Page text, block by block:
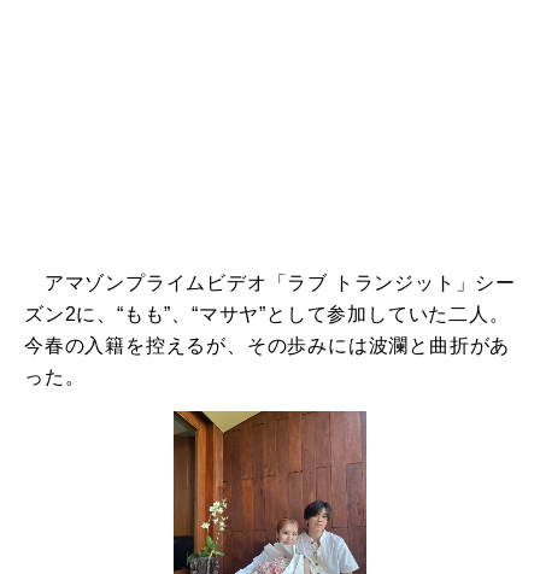
アマゾンプライムビデオ「ラブ トランジット」シー
ズン2に、“もも”、“マサヤ”として参加していた二人。
今春の入籍を控えるが、その歩みには波瀾と曲折があ
った。